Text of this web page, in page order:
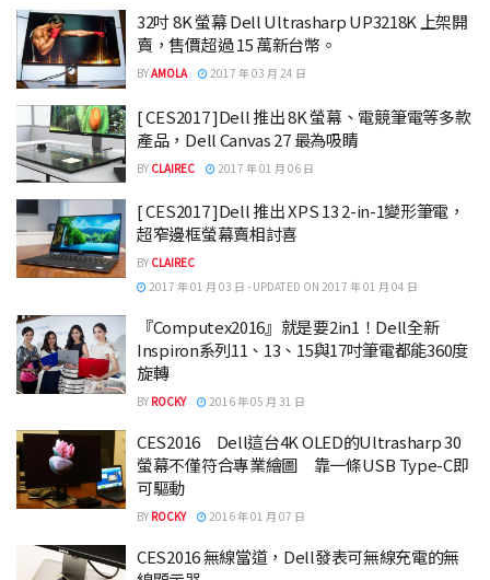
32吋 8K 螢幕 Dell Ultrasharp UP3218K 上架開
賣，售價超過 15 萬新台幣。
BYAMOLA 2017 年 03 月 24 日
[ CES2017 ]Dell 推出 8K 螢幕、電競筆電等多款
產品，Dell Canvas 27 最為吸睛
BY CLAIREC 2017 年 01 月 06 日
[ CES2017 ]Dell 推出 XPS 13 2-in-1變形筆電，
超窄邊框螢幕賣相討喜
BY CLAIREC
2017 年 01 月 03 日 - UPDATED ON 2017 年 01 月 04 日
『Computex2016』就是要2in1！Dell全新
Inspiron系列11、13、15與17吋筆電都能360度
旋轉
BY ROCKY 2016 年 05 月 31 日
CES2016 Dell這台4K OLED的Ultrasharp 30
螢幕不僅符合專業繪圖 靠一條USB Type-C即
可驅動
BY ROCKY 2016 年 01 月 07 日
CES2016 無線當道，Dell發表可無線充電的無